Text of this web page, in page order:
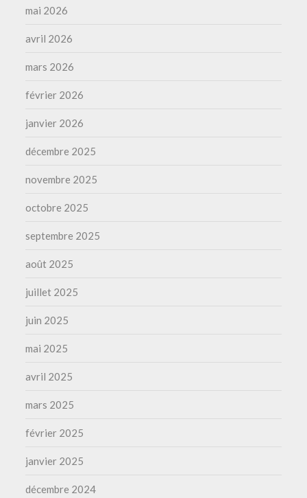
mai 2026
avril 2026
mars 2026
février 2026
janvier 2026
décembre 2025
novembre 2025
octobre 2025
septembre 2025
août 2025
juillet 2025
juin 2025
mai 2025
avril 2025
mars 2025
février 2025
janvier 2025
décembre 2024